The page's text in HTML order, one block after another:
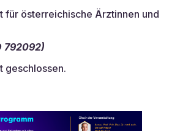
für österreichische Ärztinnen und
792092)
geschlossen.